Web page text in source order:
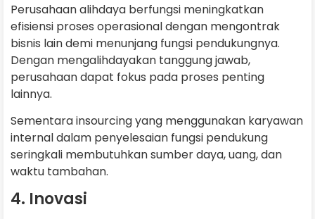
Perusahaan alihdaya berfungsi meningkatkan
efisiensi proses operasional dengan mengontrak
bisnis lain demi menunjang fungsi pendukungnya.
Dengan mengalihdayakan tanggung jawab,
perusahaan dapat fokus pada proses penting
lainnya.
Sementara insourcing yang menggunakan karyawan
internal dalam penyelesaian fungsi pendukung
seringkali membutuhkan sumber daya, uang, dan
waktu tambahan.
4. Inovasi